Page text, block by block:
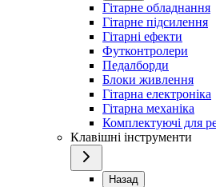
Гітарне обладнання
Гітарне підсилення
Гітарні ефекти
Футконтролери
Педалборди
Блоки живлення
Гітарна електроніка
Гітарна механіка
Комплектуючі для
Клавішні інструменти
Назад